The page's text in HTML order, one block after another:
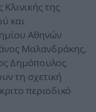
της
και
Αθηνών
Μαλανδράκης,
Δημόπουλος
τη σχετική
περιοδικό